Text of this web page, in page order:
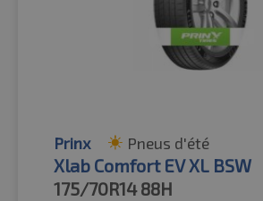
Prinx Pneus d'été
Xlab Comfort EV XL BSW
175/70R14 88H